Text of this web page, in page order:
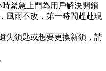
緊急上門為用戶解決開鎖
風雨不改，第一時間趕赴現
失鎖匙或想要更換新鎖，請